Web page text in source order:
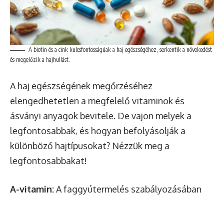
A biotin és a cink kulcsfontosságúak a haj egészségéhez, serkentik a növekedést
és megelőzik a hajhullást.
A haj egészségének megőrzéséhez
elengedhetetlen a megfelelő vitaminok és
ásványi anyagok bevitele. De vajon melyek a
legfontosabbak, és hogyan befolyásolják a
különböző hajtípusokat? Nézzük meg a
legfontosabbakat!
A-vitamin:A faggyútermelés szabályozásában